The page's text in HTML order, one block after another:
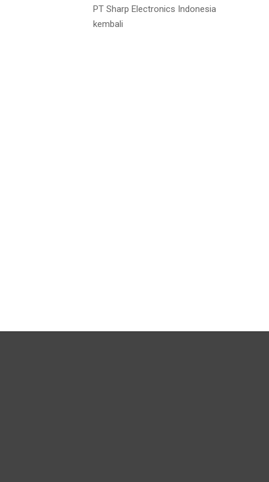
PT Sharp Electronics Indonesia
kembali